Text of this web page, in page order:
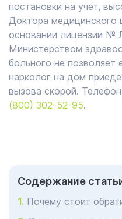
постановки на учет,
Доктора медицинского
основании лицензии №
Министерством
больного не позволяет
нарколог на дом
вызова скорой.
(800) 302-52-95.
Cодержание
Почему стоит